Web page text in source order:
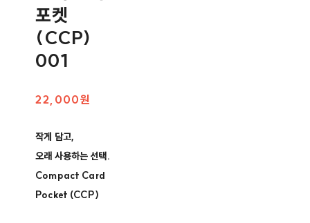
포켓
(CCP)
001
22,000원
작게 담고,
오래 사용하는 선택.
Compact Card
Pocket (CCP)